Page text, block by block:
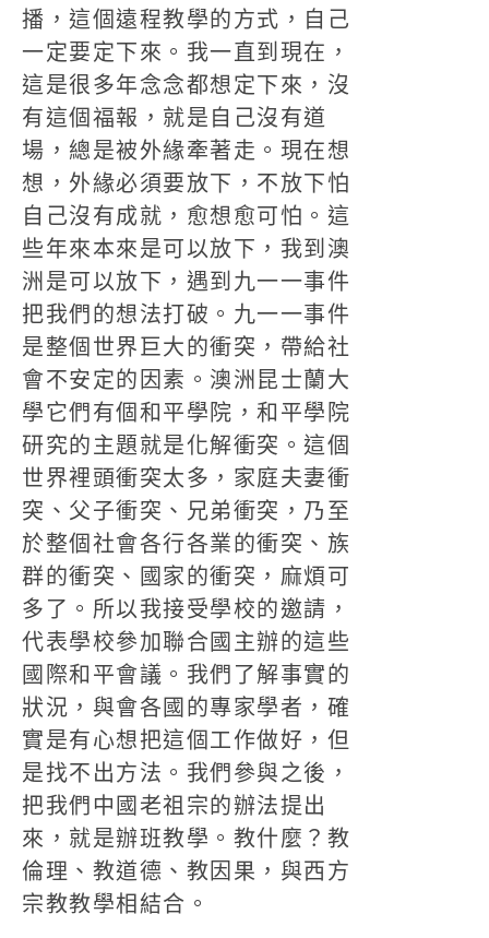
播，這個遠程教學的方式，自己
一定要定下來。我一直到現在，
這是很多年念念都想定下來，沒
有這個福報，就是自己沒有道
場，總是被外緣牽著走。現在想
想，外緣必須要放下，不放下怕
自己沒有成就，愈想愈可怕。這
些年來本來是可以放下，我到澳
洲是可以放下，遇到九一一事件
把我們的想法打破。九一一事件
是整個世界巨大的衝突，帶給社
會不安定的因素。澳洲昆士蘭大
學它們有個和平學院，和平學院
研究的主題就是化解衝突。這個
世界裡頭衝突太多，家庭夫妻衝
突、父子衝突、兄弟衝突，乃至
於整個社會各行各業的衝突、族
群的衝突、國家的衝突，麻煩可
多了。所以我接受學校的邀請，
代表學校參加聯合國主辦的這些
國際和平會議。我們了解事實的
狀況，與會各國的專家學者，確
實是有心想把這個工作做好，但
是找不出方法。我們參與之後，
把我們中國老祖宗的辦法提出
來，就是辦班教學。教什麼？教
倫理、教道德、教因果，與西方
宗教教學相結合。